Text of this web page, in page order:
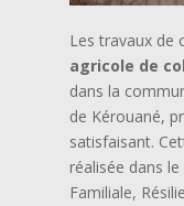
Les travaux de
agricole de
dans la
de Kérouané,
satisfaisant.
réalisée dans
Familiale,